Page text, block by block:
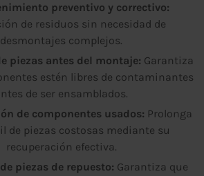
preventivo y correctivo:
de residuos sin necesidad de
desmontajes complejos.
piezas antes del montaje: Garantiza
estén libres de contaminantes
de ser ensamblados.
de componentes usados: Prolonga
de piezas costosas mediante su
recuperación efectiva.
piezas de repuesto: Garantiza que